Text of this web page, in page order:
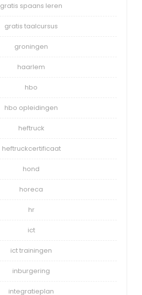
gratis spaans leren
gratis taalcursus
groningen
haarlem
hbo
hbo opleidingen
heftruck
heftruckcertificaat
hond
horeca
hr
ict
ict trainingen
inburgering
integratieplan